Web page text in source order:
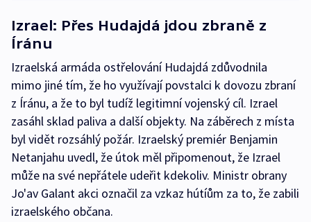
Izrael: Přes Hudajdá jdou zbraně z
Íránu
Izraelská armáda ostřelování Hudajdá zdůvodnila
mimo jiné tím, že ho využívají povstalci k dovozu zbraní
z Íránu, a že to byl tudíž legitimní vojenský cíl. Izrael
zasáhl sklad paliva a další objekty. Na záběrech z místa
byl vidět rozsáhlý požár. Izraelský premiér Benjamin
Netanjahu uvedl, že útok měl připomenout, že Izrael
může na své nepřátele udeřit kdekoliv. Ministr obrany
Jo'av Galant akci označil za vzkaz hútíům za to, že zabili
izraelského občana.